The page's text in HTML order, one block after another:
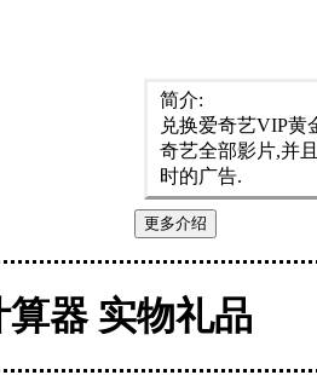
简介:
兑换爱奇艺VIP黄
奇艺全部影片,并
时的广告.
更多介绍
器 实物礼品